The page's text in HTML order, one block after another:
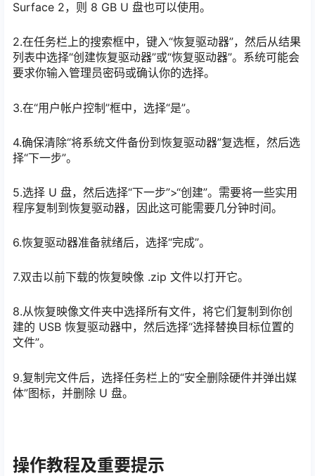
Surface 2，则 8 GB U 盘也可以使用。
2.在任务栏上的搜索框中，键入“恢复驱动器”，然后从结果
列表中选择“创建恢复驱动器”或“恢复驱动器”。系统可能会
要求你输入管理员密码或确认你的选择。
3.在“用户帐户控制”框中，选择“是”。
4.确保清除“将系统文件备份到恢复驱动器”复选框，然后选
择“下一步”。
5.选择 U 盘，然后选择“下一步”>“创建”。需要将一些实用
程序复制到恢复驱动器，因此这可能需要几分钟时间。
6.恢复驱动器准备就绪后，选择“完成”。
7.双击以前下载的恢复映像 .zip 文件以打开它。
8.从恢复映像文件夹中选择所有文件，将它们复制到你创
建的 USB 恢复驱动器中，然后选择“选择替换目标位置的
文件”。
9.复制完文件后，选择任务栏上的“安全删除硬件并弹出媒
体”图标，并删除 U 盘。
操作教程及重要提示